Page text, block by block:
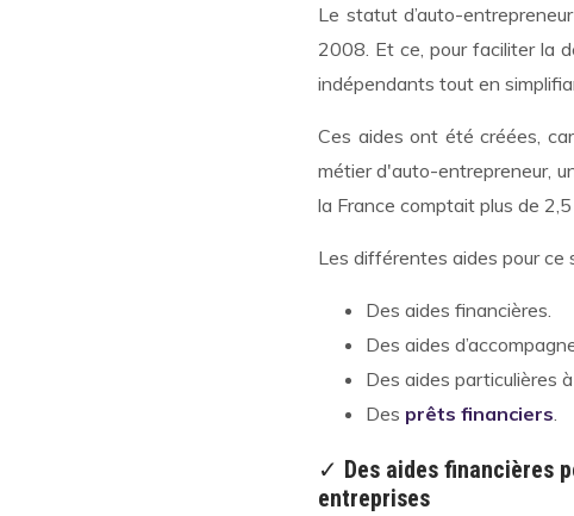
Le statut d’auto-
2008. Et ce, pour faciliter la
indépendants tout en
Ces aides ont été créées,
métier d'auto-entrepreneur,
la France comptait plus de
Les différentes aides pour ce
Des aides financières.
Des aides
Des aides particulières
Des prêts financiers
✓ Des aides financières
entreprises